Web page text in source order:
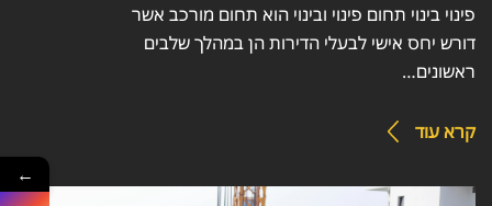
פינוי בינוי תחום פינוי ובינוי הוא תחום מורכב אשר
דורש יחס אישי לבעלי הדירות הן במהלך שלבים
ראשונים…
קרא עוד
←